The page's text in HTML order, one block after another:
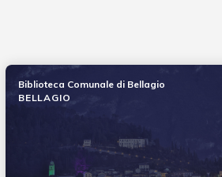
Biblioteca Comunale di Bellagio
BELLAGIO